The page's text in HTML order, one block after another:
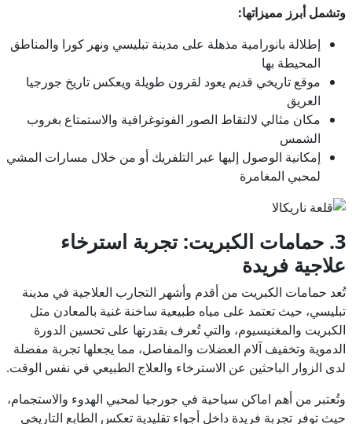
وتشمل أبرز مميزاتها:
إطلالة بانورامية مذهلة على مدينة تبليسي ونهر كورا والمناطق
المحيطة بها
موقع تاريخي قديم يعود لقرون طويلة ويعكس تاريخ جورجيا
العريق
مكان مثالي لالتقاط الصور الفوتوغرافية والاستمتاع بغروب
الشمس
إمكانية الوصول إليها عبر التلفريك أو من خلال مسارات المشي
لمحبي المغامرة
3. حمامات الكبريت: تجربة استرخاء
علاجية فريدة
تُعد حمامات الكبريت من أقدم وأشهر التجارب العلاجية في مدينة
تبليسي، حيث تعتمد على مياه طبيعية ساخنة غنية بالمعادن مثل
الكبريت والمغنيسيوم، والتي تُعرف بقدرتها على تحسين الدورة
الدموية وتخفيف آلام العضلات والمفاصل، مما يجعلها تجربة مفضلة
لدى الزوار الباحثين عن الاسترخاء والعلاج الطبيعي في نفس الوقت.
وتُعتبر من أهم اماكن سياحية في جورجيا لمحبي الهدوء والاستجمام،
حيث توفر تجربة فريدة داخل أجواء تقليدية تعكس الطابع التاريخي